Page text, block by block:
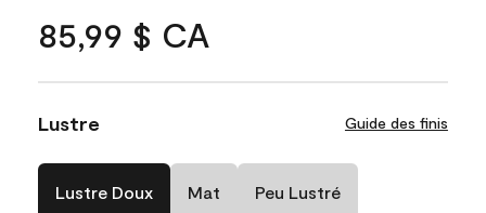
85,99 $ CA
Lustre Guide des finis
Lustre Doux Mat Peu Lustré